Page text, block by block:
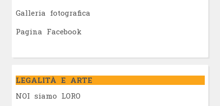
Galleria fotografica
Pagina Facebook
LEGALITÀ E ARTE
NOI siamo LORO